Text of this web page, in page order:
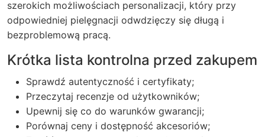
szerokich możliwościach personalizacji, który przy
odpowiedniej pielęgnacji odwdzięczy się długą i
bezproblemową pracą.
Krótka lista kontrolna przed zakupem
Sprawdź autentyczność i certyfikaty;
Przeczytaj recenzje od użytkowników;
Upewnij się co do warunków gwarancji;
Porównaj ceny i dostępność akcesoriów;